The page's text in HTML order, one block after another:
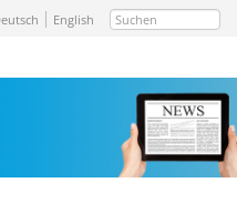
Suchen
English